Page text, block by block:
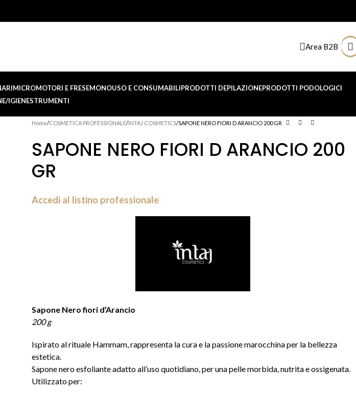
Area B2B
MICROMOTORI E FRESEMONOUSO E CONSUMABILIPRODOTTI DEPILAZIONEPRODOTTI PODOLOGICI
IGIENESTRUMENTI
Home COSMETICA PROFESSIONALE INTAJ COSMETICS SAPONE NERO FIORI D ARANCIO 200 GR
SAPONE NERO FIORI D ARANCIO 200
GR
Accedi al listino professionale
Sapone Nero fiori d’Arancio
200 g
Ispirato al rituale Hammam, rappresenta la cura e la passione marocchina per la bellezza
estetica.
Sapone nero esfoliante adatto all’uso quotidiano, per una pelle morbida, nutrita e ossigenata.
Utilizzato per: